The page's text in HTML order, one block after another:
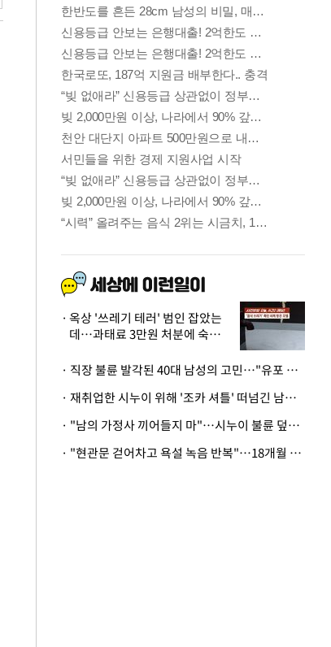
옥상 '쓰레기 테러' 범인 잡았는
데…과태료 3만원 처분에 숙박업
· 직장 불륜 발각된 40대 남성의 고민…"유포 동료 명예훼손·협박죄 고소 가능할까"
· 재취업한 시누이 위해 '조카 셔틀' 떠넘긴 남편…아내 "난 못한다"
· "남의 가정사 끼어들지 마"…시누이 불륜 덮으려는 남편에 억울한 아내
· "현관문 걷어차고 욕설 녹음 반복"…18개월 아기 키우는 집 뒤흔든 '앞집의 비극'